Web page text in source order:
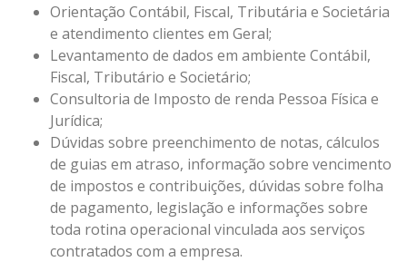
Orientação Contábil, Fiscal, Tributária e Societária
e atendimento clientes em Geral;
Levantamento de dados em ambiente Contábil,
Fiscal, Tributário e Societário;
Consultoria de Imposto de renda Pessoa Física e
Jurídica;
Dúvidas sobre preenchimento de notas, cálculos
de guias em atraso, informação sobre vencimento
de impostos e contribuições, dúvidas sobre folha
de pagamento, legislação e informações sobre
toda rotina operacional vinculada aos serviços
contratados com a empresa.